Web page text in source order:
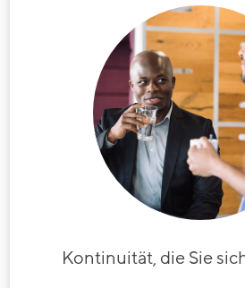
Kontinuität, die Sie